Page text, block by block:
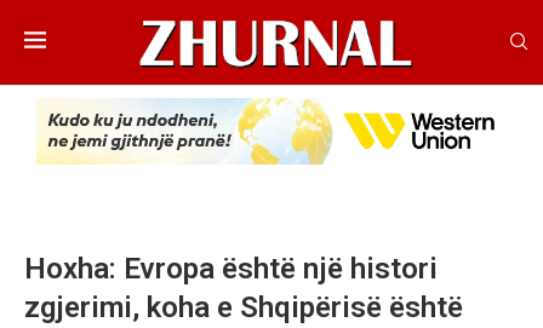
Hoxha: Evropa është një histori
zgjerimi, koha e Shqipërisë është